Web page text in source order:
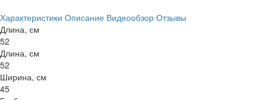
Характеристики Описание Видеообзор Отзывы
Длина, см
52
Длина, см
52
Ширина, см
45